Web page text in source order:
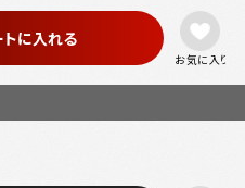
お気に入り